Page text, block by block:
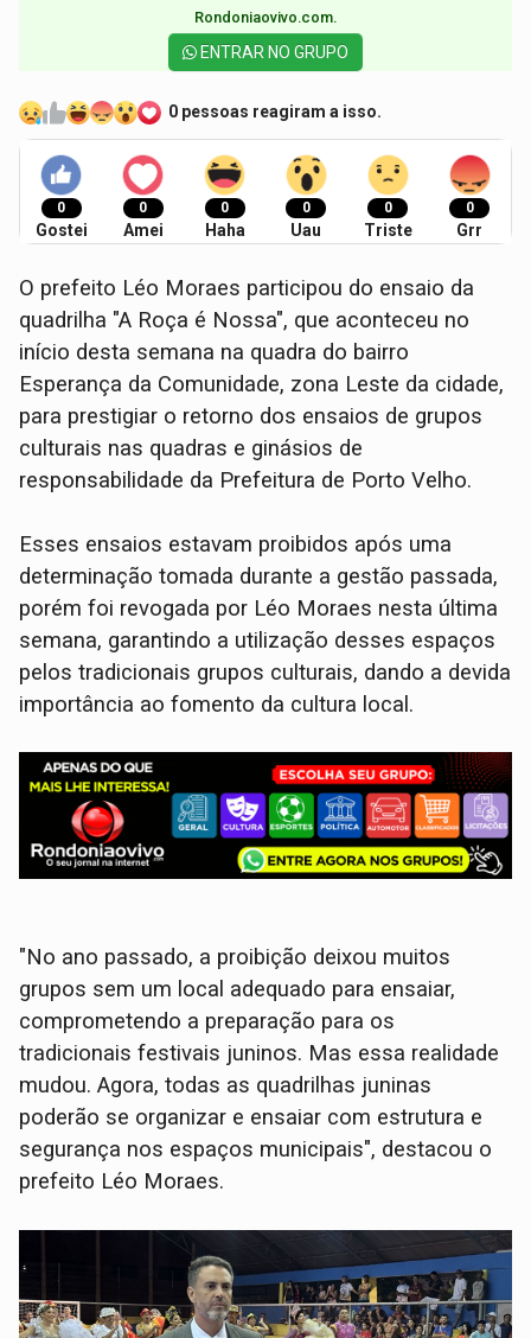
Rondoniaovivo.com.​
ENTRAR NO GRUPO
0 pessoas reagiram a isso.
0
Gostei
0
Amei
0
Haha
0
Uau
0
Triste
0
Grr
O prefeito Léo Moraes participou do ensaio da
quadrilha "A Roça é Nossa", que aconteceu no
início desta semana na quadra do bairro
Esperança da Comunidade, zona Leste da cidade,
para prestigiar o retorno dos ensaios de grupos
culturais nas quadras e ginásios de
responsabilidade da Prefeitura de Porto Velho.
Esses ensaios estavam proibidos após uma
determinação tomada durante a gestão passada,
porém foi revogada por Léo Moraes nesta última
semana, garantindo a utilização desses espaços
pelos tradicionais grupos culturais, dando a devida
importância ao fomento da cultura local.
"No ano passado, a proibição deixou muitos
grupos sem um local adequado para ensaiar,
comprometendo a preparação para os
tradicionais festivais juninos. Mas essa realidade
mudou. Agora, todas as quadrilhas juninas
poderão se organizar e ensaiar com estrutura e
segurança nos espaços municipais", destacou o
prefeito Léo Moraes.